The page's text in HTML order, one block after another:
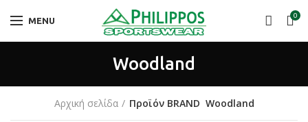
MENU 0
Woodland
Αρχική σελίδα Προϊόν BRAND Woodland